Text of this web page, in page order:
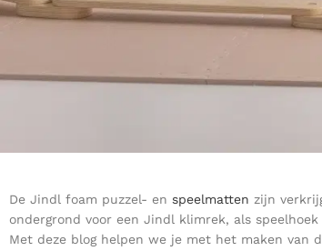
De Jindl foam puzzel- en speelmatten zijn
ondergrond voor een Jindl klimrek, als
Met deze blog helpen we je met het maken van